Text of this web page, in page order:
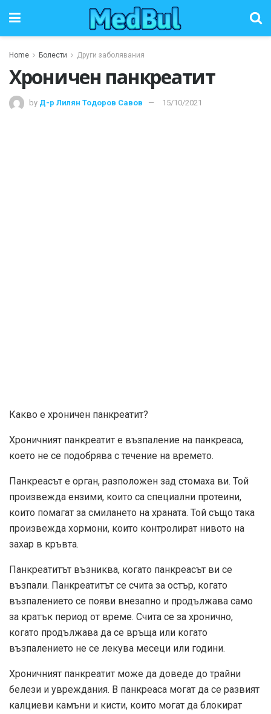
Home Болести Други заболявания
Хроничен панкреатит
by Д-р Лилян Тодоров Савов 15/10/2021
Какво е хроничен панкреатит?
Хроничният панкреатит е възпаление на панкреаса,
което не се подобрява с течение на времето.
Панкреасът е орган, разположен зад стомаха ви. Той
произвежда ензими, които са специални протеини,
които помагат за смилането на храната. Той също така
произвежда хормони, които контролират нивото на
захар в кръвта.
Панкреатитът възниква, когато панкреасът ви се
възпали. Панкреатитът се счита за остър, когато
възпалението се появи внезапно и продължава само
за кратък период от време. Счита се за хронично,
когато продължава да се връща или когато
възпалението не се лекува месеци или години.
Хроничният панкреатит може да доведе до трайни
белези и увреждания. В панкреаса могат да се развият
калциеви камъни и кисти, които могат да блокират